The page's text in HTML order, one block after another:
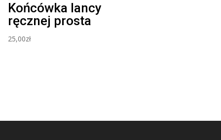
Końcówka lancy
ręcznej prosta
25,00zł